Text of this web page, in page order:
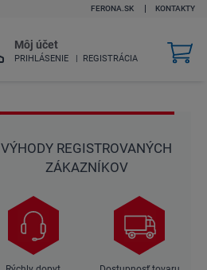
Môj účet
PRIHLÁSENIE REGISTRÁCIA
v
FERONA.SK KONTAKTY
VÝHODY REGISTROVANÝCH
ZÁKAZNÍKOV